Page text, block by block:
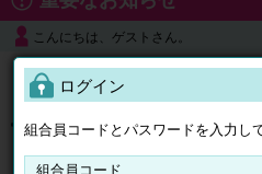
こんにちは、ゲストさん。
よくある質問
ログイン
組合員コードとパスワードを入力し
組合員コード